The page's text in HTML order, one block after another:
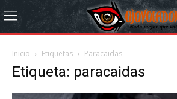
Inicio Etiquetas Paracaidas
Etiqueta: paracaidas